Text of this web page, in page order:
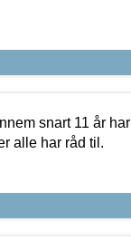
snart 11 år har
alle har råd til.